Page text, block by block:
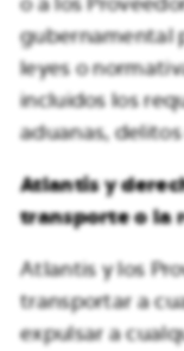
gubernamental
leyes o
incluidos los
aduanas,
Atlantis y
transporte o la
Atlantis y los
transportar a
expulsar a